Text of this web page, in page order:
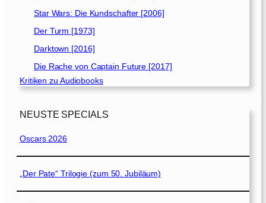
Star Wars: Die Kundschafter [2006]
Der Turm [1973]
Darktown [2016]
Die Rache von Captain Future [2017]
Kritiken zu Audiobooks
NEUSTE SPECIALS
Oscars 2026
„Der Pate“ Trilogie (zum 50. Jubiläum)